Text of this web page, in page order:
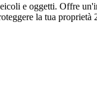
e oggetti. Offre
la tua proprietà